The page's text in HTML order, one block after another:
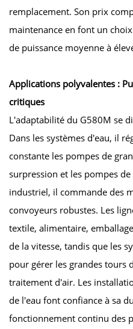
remplacement. Son prix
maintenance en font un
de puissance moyenne à
Applications polyvalentes :
critiques
L'adaptabilité du G580M se
Dans les systèmes d'eau, il
constante les pompes de
surpression et les pompes
industriel, il commande des
convoyeurs robustes. Les
textile, alimentaire,
de la vitesse, tandis que les
pour gérer les grandes tours
traitement d'air. Les
de l'eau font confiance à sa
fonctionnement continu des